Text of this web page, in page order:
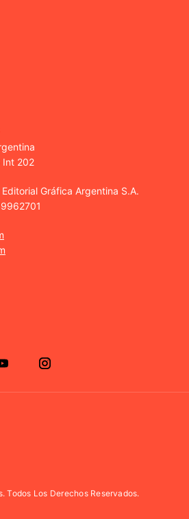
Int 202
Gráfica Argentina S.A.
Todos Los Derechos Reservados.